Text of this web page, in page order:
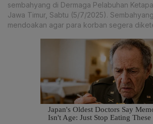
sembahyang di Dermaga Pelabuhan
Jawa Timur, Sabtu (5/7/2025).
mendoakan agar para korban segera